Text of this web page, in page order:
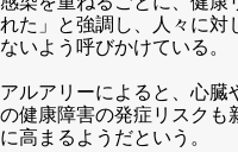
れた」と強調し、人々に対
ないよう呼びかけている。
アルアリーによると、心
の健康障害の発症リスクも
に高まるようだという。